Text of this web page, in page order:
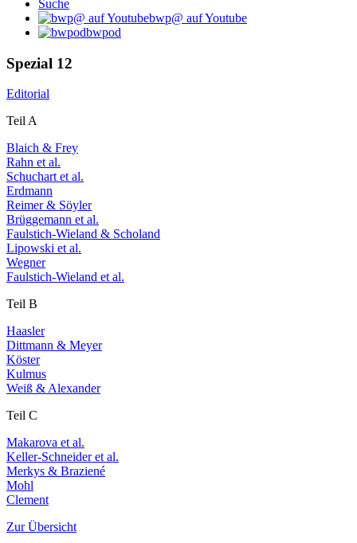
Suche
bwp@ auf Youtube
bwpod
Spezial 12
Editorial
Teil A
Blaich & Frey
Rahn et al.
Schuchart et al.
Erdmann
Reimer & Söyler
Brüggemann et al.
Faulstich-Wieland & Scholand
Lipowski et al.
Wegner
Faulstich-Wieland et al.
Teil B
Haasler
Dittmann & Meyer
Köster
Kulmus
Weiß & Alexander
Teil C
Makarova et al.
Keller-Schneider et al.
Merkys & Braziené
Mohl
Clement
Zur Übersicht